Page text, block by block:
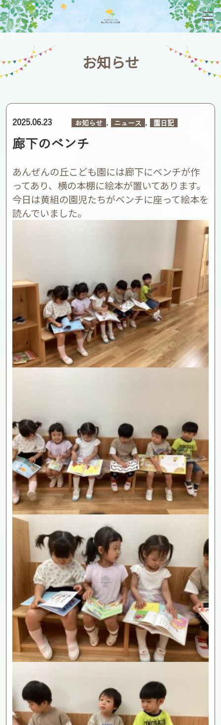
お知らせ
2025.06.23 お知らせ , ニュース , 園日記
廊下のベンチ
あんぜんの丘こども園には廊下にベンチが作
ってあり、横の本棚に絵本が置いてあります。
今日は黄組の園児たちがベンチに座って絵本を
読んでいました。